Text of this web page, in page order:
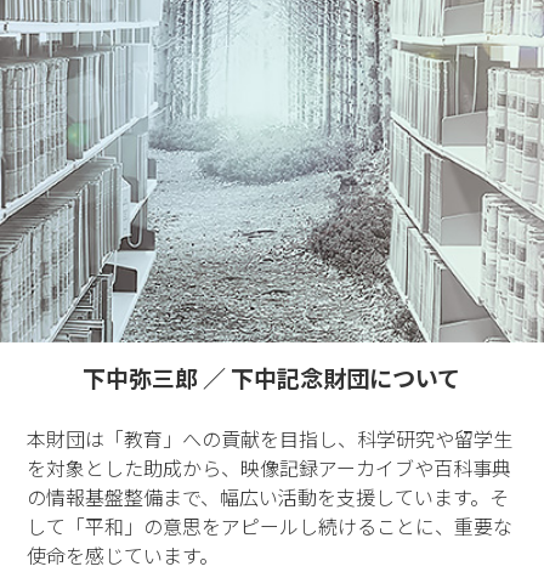
下中弥三郎 ／ 下中記念財団について
本財団は「教育」への貢献を目指し、科学研究や留学生
を対象とした助成から、映像記録アーカイブや百科事典
の情報基盤整備まで、幅広い活動を支援しています。そ
して「平和」の意思をアピールし続けることに、重要な
使命を感じています。